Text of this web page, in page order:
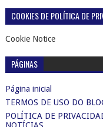
COOKIES DE POLÍTICA DE
Cookie Notice
PÁGINAS
Página inicial
TERMOS DE USO DO
POLÍTICA DE
NOTÍCIAS